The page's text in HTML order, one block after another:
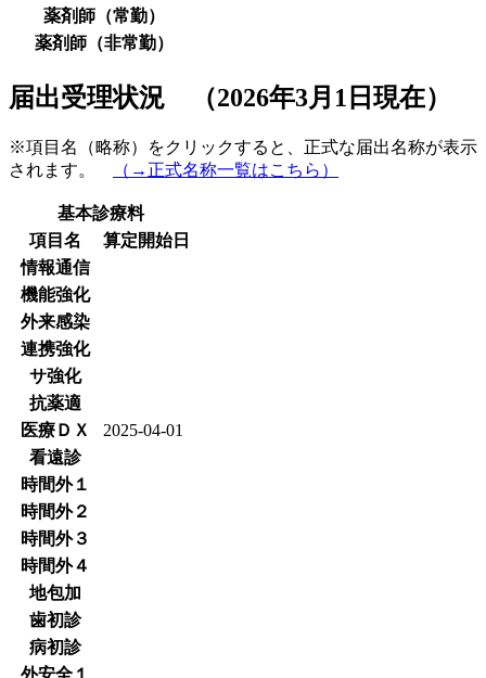
薬剤師（常勤）
薬剤師（非常勤）
届出受理状況 （2026年3月1日現在）
※項目名（略称）をクリックすると、正式な届出名称が表示
されます。
（→正式名称一覧はこちら）
基本診療料
項目名
算定開始日
情報通信
機能強化
外来感染
連携強化
サ強化
抗薬適
医療ＤＸ
2025-04-01
看遠診
時間外１
時間外２
時間外３
時間外４
地包加
歯初診
病初診
外安全１